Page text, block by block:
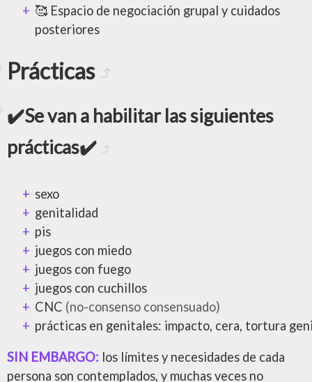
🥰 Espacio de negociación grupal y cuidados
posteriores
Prácticas
✔️Se van a habilitar las siguientes
prácticas✔️
sexo
genitalidad
pis
juegos con miedo
juegos con fuego
juegos con cuchillos
CNC (no-consenso consensuado)
prácticas en genitales: impacto, cera, tortura
SIN EMBARGO: los límites y necesidades de cada
persona son contemplados, y muchas veces no